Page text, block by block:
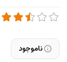
ناموجود